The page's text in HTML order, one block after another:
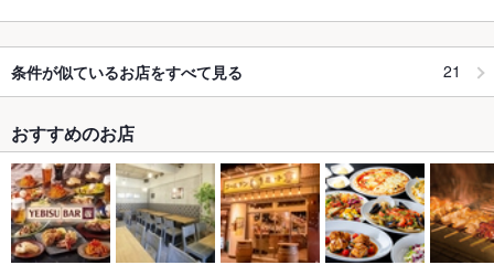
条件が似ているお店をすべて見る 21
おすすめのお店